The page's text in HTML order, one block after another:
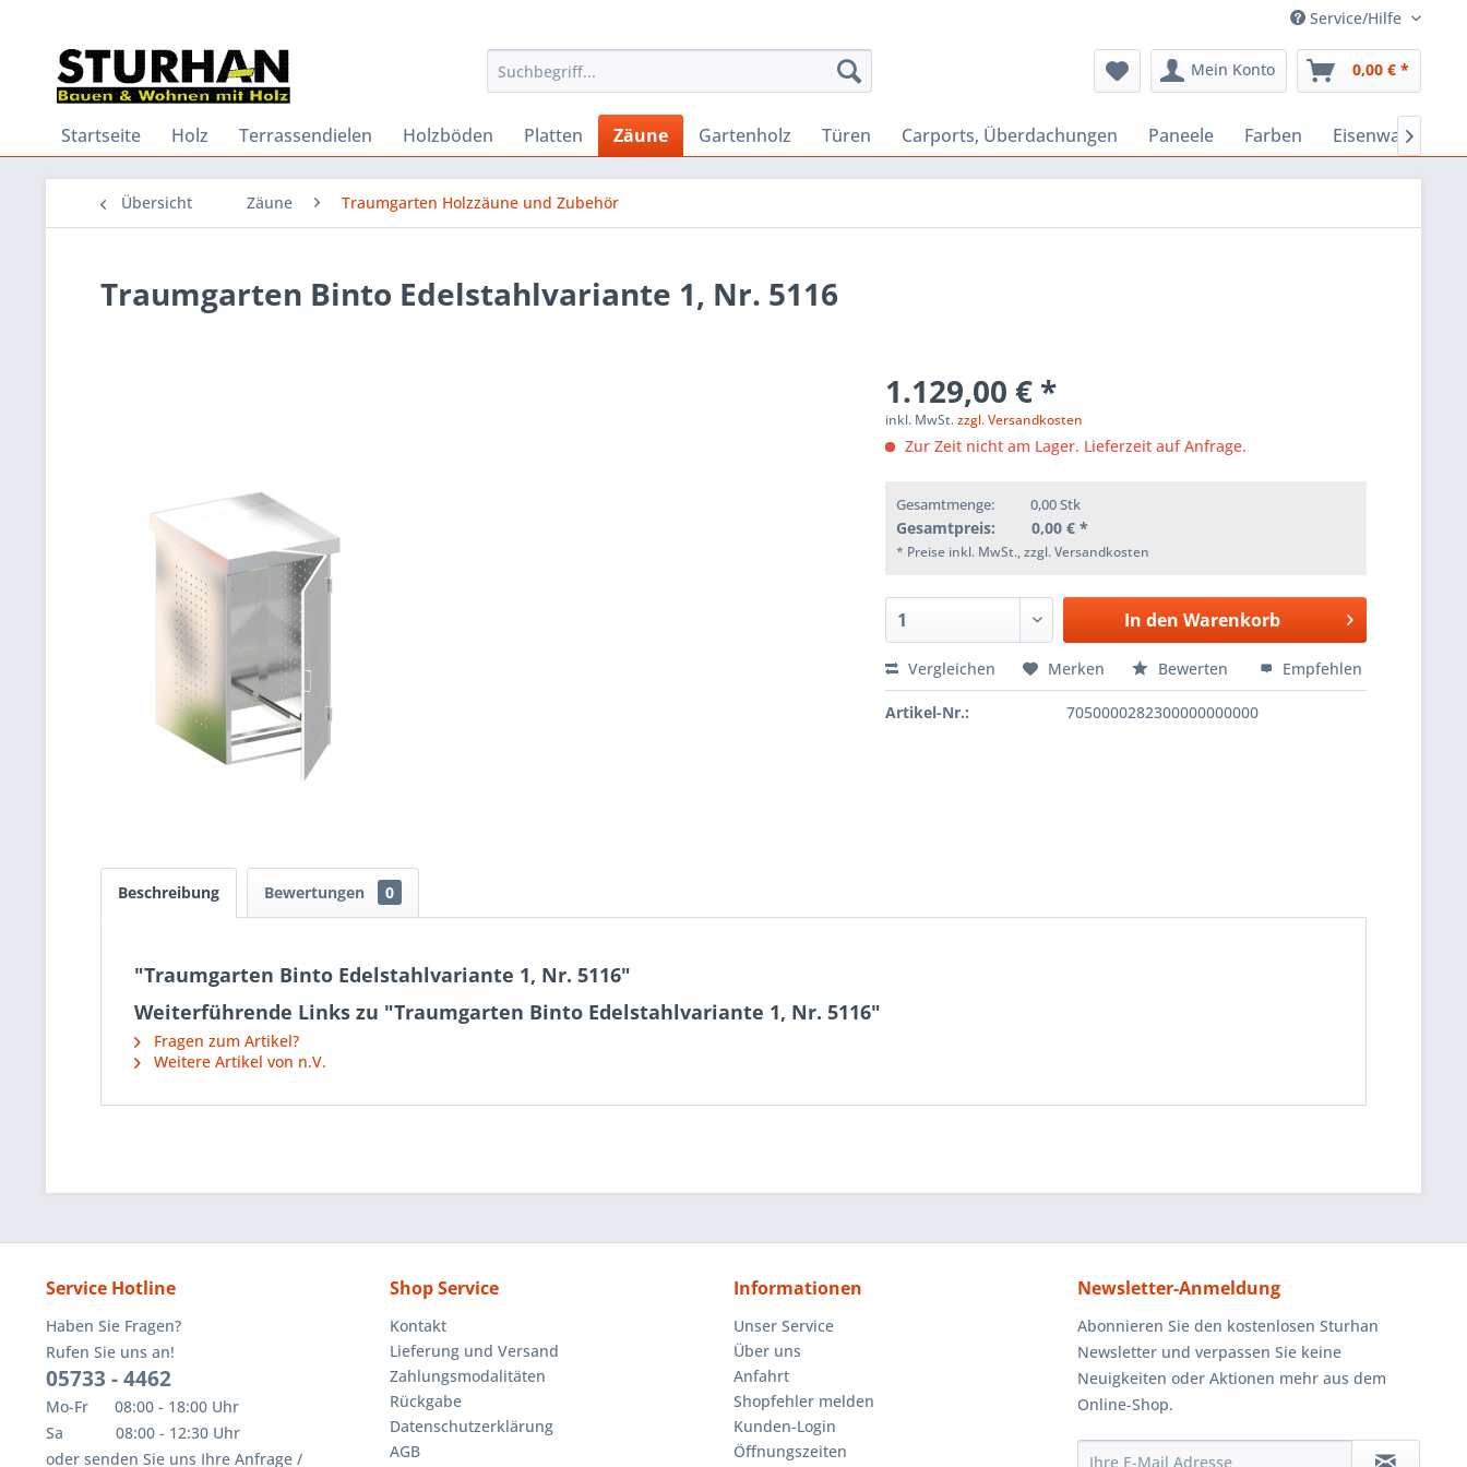
Service/Hilfe
Mein Konto 0,00 € *
Startseite Holz Terrassendielen Holzböden Platten Zäune Gartenholz Türen Carports, Überdachungen Paneele Farben Eisenwaren

Übersicht Zäune Traumgarten Holzzäune und Zubehör
Traumgarten Binto Edelstahlvariante 1, Nr. 5116
1.129,00 € *
inkl. MwSt.zzgl. Versandkosten
Zur Zeit nicht am Lager. Lieferzeit auf Anfrage.
Gesamtmenge: 0,00Stk
Gesamtpreis: 0,00 € *
* Preise inkl. MwSt., zzgl. Versandkosten
In den Warenkorb
Vergleichen Merken Bewerten Empfehlen
Artikel-Nr.: 7050000282300000000000
Beschreibung Bewertungen 0
"Traumgarten Binto Edelstahlvariante 1, Nr. 5116"
Weiterführende Links zu "Traumgarten Binto Edelstahlvariante 1, Nr. 5116"
Fragen zum Artikel?
Weitere Artikel von n.V.
Service Hotline
Haben Sie Fragen?
Rufen Sie uns an!
05733 - 4462
Mo-Fr 08:00 - 18:00 Uhr
Sa 08:00 - 12:30 Uhr
oder senden Sie uns Ihre Anfrage /
Shop Service
Kontakt
Lieferung und Versand
Zahlungsmodalitäten
Rückgabe
Datenschutzerklärung
AGB
Informationen
Unser Service
Über uns
Anfahrt
Shopfehler melden
Kunden-Login
Öffnungszeiten
Newsletter-Anmeldung
Abonnieren Sie den kostenlosen Sturhan
Newsletter und verpassen Sie keine
Neuigkeiten oder Aktionen mehr aus dem
Online-Shop.